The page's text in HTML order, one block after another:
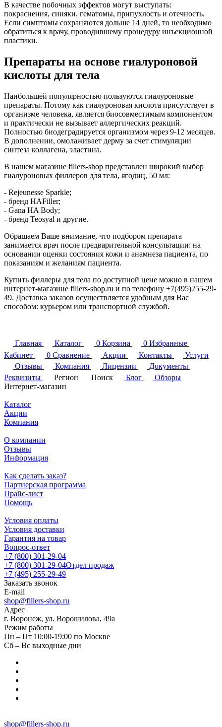
В качестве побочных эффектов могут выступать:
покраснения, синяки, гематомы, припухлость и отечность.
Если симптомы сохраняются дольше 14 дней, то необходимо
обратиться к врачу, проводившему процедуру инъекционной
пластики.
Препараты на основе гиалуроновой
кислоты для тела
Наибольшей популярностью пользуются гиалуроновые
препараты. Потому как гиалуроновая кислота присутствует в
организме человека, является биосовместимым компонентом
и практически не вызывает аллергических реакций.
Полностью биодеградируется организмом через 9-12 месяцев.
В дополнении, омолаживает дерму за счет стимуляции
синтеза коллагена, эластина.
В нашем магазине fillers-shop представлен широкий выбор
гиалуроновых филлеров для тела, ягодиц, 50 мл:
- Rejeunesse Sparkle;
- бренд HAFiller;
- Gana HA Body;
- бренд Teosyal и другие.
Обращаем Ваше внимание, что подбором препарата
занимается врач после предварительной консультации: на
основании оценки состояния кожи и анамнеза пациента, по
показаниям и желаниям пациента.
Купить филлеры для тела по доступной цене можно в нашем
интернет-магазине fillers-shop.ru и по телефону +7(495)255-29-
49. Доставка заказов осуществляется удобным для Вас
способом: курьером или транспортной службой.
Главная Каталог 0 Корзина 0 Избранные
Кабинет
0 Сравнение Акции Контакты
Услуги
Отзывы
Компания Лицензии
Документы
Реквизиты
Регион Поиск Блог
Обзоры
Интернет-магазин
Каталог
Акции
Компания
О компании
Отзывы
Информация
Как сделать заказ?
Партнерская программа
Прайс-лист
Помощь
Условия оплаты
Условия доставки
Гарантия на товар
Вопрос-ответ
+7 (800) 301-29-04
+7 (800) 301-29-04Отдел продаж
+7 (495) 255-29-49
Заказать звонок
E-mail
shop@fillers-shop.ru
Адрес
г. Воронеж, ул. Ворошилова, 49а
Режим работы
Пн – Пт 10:00-19:00 по Москве
Сб – Вс выходные дни
shop@fillers-shop.ru